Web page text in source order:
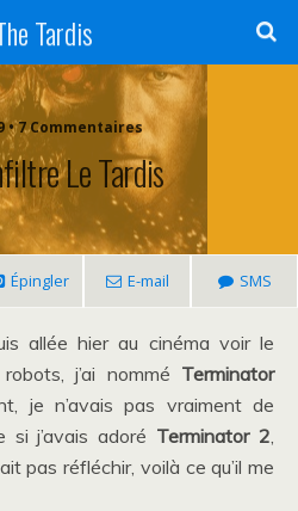
Tardis
• 7 Commentaires
Le Tardis
Épingler E-mail SMS
allée hier au cinéma voir le
j’ai nommé Terminator
je n’avais pas vraiment de
si j’avais adoré Terminator 2,
pas réfléchir, voilà ce qu’il me